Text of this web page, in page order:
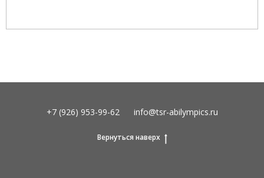
+7 (926) 953-99-62 info@tsr-abilympics.ru
Вернуться наверх